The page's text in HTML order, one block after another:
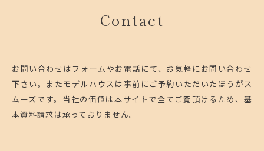
Contact
お問い合わせはフォームやお電話にて、お気軽にお問い合わせ
下さい。 またモデルハウスは事前にご予約いただいたほうがス
ムーズです。 当社の価値は本サイトで全てご覧頂けるため、基
本資料請求は承っておりません。